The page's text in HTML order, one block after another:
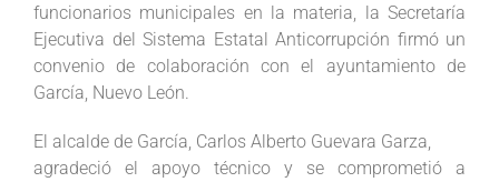
funcionarios municipales en la materia, la Secretaría
Ejecutiva del Sistema Estatal Anticorrupción firmó un
convenio de colaboración con el ayuntamiento de
García, Nuevo León.
El alcalde de García, Carlos Alberto Guevara Garza,
agradeció el apoyo técnico y se comprometió a